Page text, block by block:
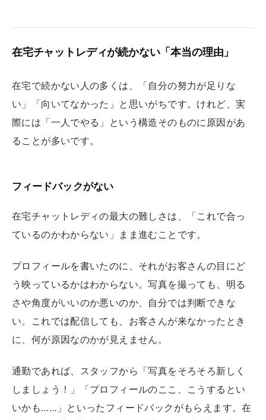
在宅チャットレディが続かない「本当の理由」
在宅で続かない人の多くは、「自分の努力が足りな
い」「向いてなかった」と思いがちです。けれど、実
際には「一人でやる」という構造そのものに原因があ
ることが多いです。
フィードバックがない
在宅チャットレディの最大の難しさは、「これで合っ
ているのかわからない」まま進むことです。
プロフィールを書いたのに、それがお客さんの目にど
う映っているかはわからない。写真を撮っても、明る
さや角度がいいのか悪いのか、自分では判断できな
い。これでは配信しても、お客さんが来なかったとき
に、何が原因なのかが見えません。
通勤であれば、スタッフから「写真をそろそろ新しく
しましょう！」「プロフィールのここ、こうするとい
いかも……」といったフィードバックがもらえます。在